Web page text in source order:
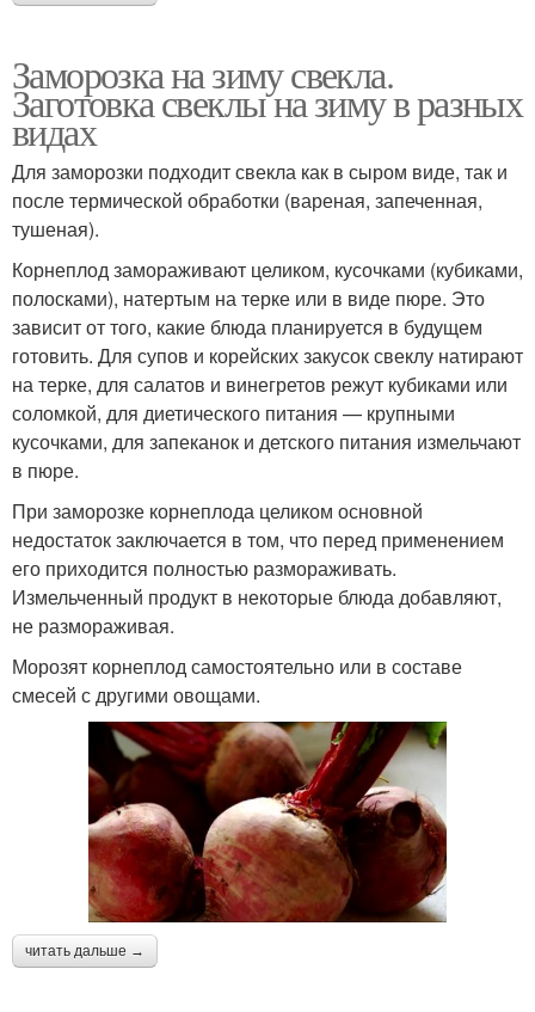
Заморозка на зиму свекла.
Заготовка свеклы на зиму в разных
видах
Для заморозки подходит свекла как в сыром виде, так и
после термической обработки (вареная, запеченная,
тушеная).
Корнеплод замораживают целиком, кусочками (кубиками,
полосками), натертым на терке или в виде пюре. Это
зависит от того, какие блюда планируется в будущем
готовить. Для супов и корейских закусок свеклу натирают
на терке, для салатов и винегретов режут кубиками или
соломкой, для диетического питания — крупными
кусочками, для запеканок и детского питания измельчают
в пюре.
При заморозке корнеплода целиком основной
недостаток заключается в том, что перед применением
его приходится полностью размораживать.
Измельченный продукт в некоторые блюда добавляют,
не размораживая.
Морозят корнеплод самостоятельно или в составе
смесей с другими овощами.
читать дальше →